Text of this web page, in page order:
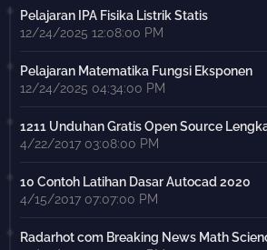
Pelajaran IPA Fisika Listrik Statis
12/24/2025 12:08:00 PM
Pelajaran Matematika Fungsi Eksponen
12/24/2025 04:34:00 PM
1211 Unduhan Gratis Open Source
4/22/2017 03:08:00 PM
10 Contoh Latihan Dasar Autocad 2020
4/15/2017 07:07:00 PM
Radarhot com Breaking News Math